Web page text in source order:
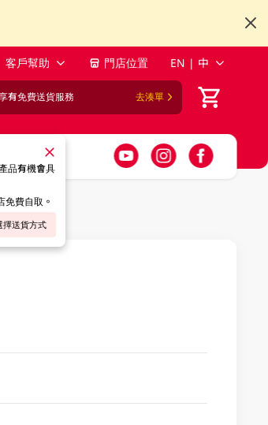
客戶幫助 門店位置 EN | 中
有免費送貨服務 去湊單
品有機會具
免費自取。
擇送貨方式